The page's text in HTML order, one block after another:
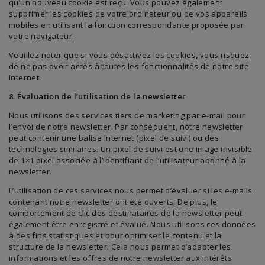
qu’un nouveau cookie est reçu. Vous pouvez également
supprimer les cookies de votre ordinateur ou de vos appareils
mobiles en utilisant la fonction correspondante proposée par
votre navigateur.
Veuillez noter que si vous désactivez les cookies, vous risquez
de ne pas avoir accès à toutes les fonctionnalités de notre site
Internet.
8. Évaluation de l’utilisation de la newsletter
Nous utilisons des services tiers de marketing par e-mail pour
l’envoi de notre newsletter. Par conséquent, notre newsletter
peut contenir une balise Internet (pixel de suivi) ou des
technologies similaires. Un pixel de suivi est une image invisible
de 1×1 pixel associée à l’identifiant de l’utilisateur abonné à la
newsletter.
L’utilisation de ces services nous permet d’évaluer si les e-mails
contenant notre newsletter ont été ouverts. De plus, le
comportement de clic des destinataires de la newsletter peut
également être enregistré et évalué. Nous utilisons ces données
à des fins statistiques et pour optimiser le contenu et la
structure de la newsletter. Cela nous permet d’adapter les
informations et les offres de notre newsletter aux intérêts